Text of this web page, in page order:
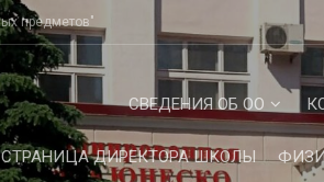
предметов"
СВЕДЕНИЯ ОБ ОО
СТРАНИЦА ДИРЕКТОРА ШКОЛЫ